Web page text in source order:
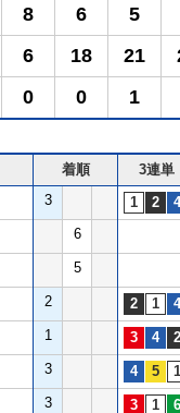
8 6
5
6 18 21
0 0 1
着順
3連単
3
6
5
2
1
3
3